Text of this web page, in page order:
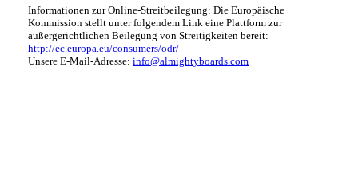
Informationen zur Online-Streitbeilegung: Die Europäische
Kommission stellt unter folgendem Link eine Plattform zur
außergerichtlichen Beilegung von Streitigkeiten bereit:
http://ec.europa.eu/consumers/odr/
Unsere E-Mail-Adresse: info@almightyboards.com